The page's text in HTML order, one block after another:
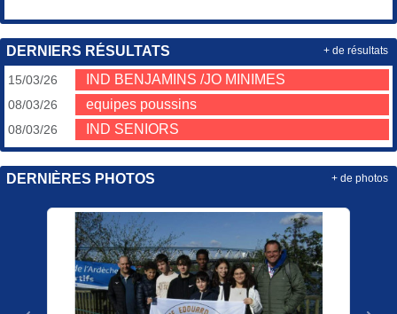
DERNIERS RÉSULTATS
15/03/26 IND BENJAMINS /JO MINIMES
08/03/26 equipes poussins
08/03/26 IND SENIORS
+ de résultats
DERNIÈRES PHOTOS + de photos